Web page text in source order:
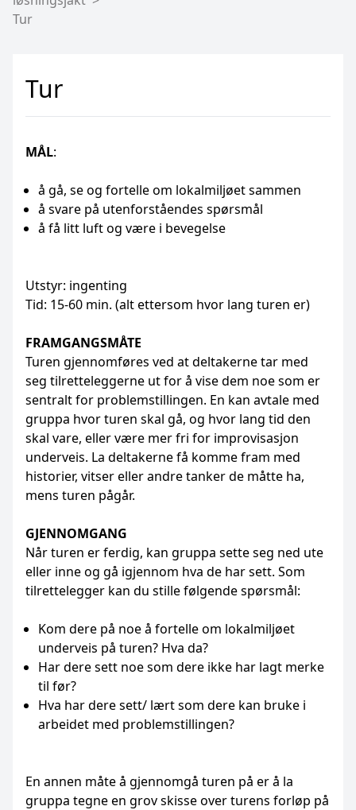
Tur
Tur
MÅL:
å gå, se og fortelle om lokalmiljøet sammen
å svare på utenforståendes spørsmål
å få litt luft og være i bevegelse
Utstyr: ingenting
Tid: 15-60 min. (alt ettersom hvor lang turen er)
FRAMGANGSMÅTE
Turen gjennomføres ved at deltakerne tar med
seg tilretteleggerne ut for å vise dem noe som er
sentralt for problemstillingen. En kan avtale med
gruppa hvor turen skal gå, og hvor lang tid den
skal vare, eller være mer fri for improvisasjon
underveis. La deltakerne få komme fram med
historier, vitser eller andre tanker de måtte ha,
mens turen pågår.
GJENNOMGANG
Når turen er ferdig, kan gruppa sette seg ned ute
eller inne og gå igjennom hva de har sett. Som
tilrettelegger kan du stille følgende spørsmål:
Kom dere på noe å fortelle om lokalmiljøet
underveis på turen? Hva da?
Har dere sett noe som dere ikke har lagt merke
til før?
Hva har dere sett/ lært som dere kan bruke i
arbeidet med problemstillingen?
En annen måte å gjennomgå turen på er å la
gruppa tegne en grov skisse over turens forløp på